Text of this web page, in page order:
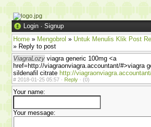
Login · Signup
Home » Mengobrol » Untuk Menulis Klik Post
» Reply to post
ViagraLozy viagra generic 100mg <a
href=http://viagraonviagra.accountant/#>viagra
sildenafil citrate http://
# 2018-01-25 05:57 · Reply · (0)
Your name:
Your message: